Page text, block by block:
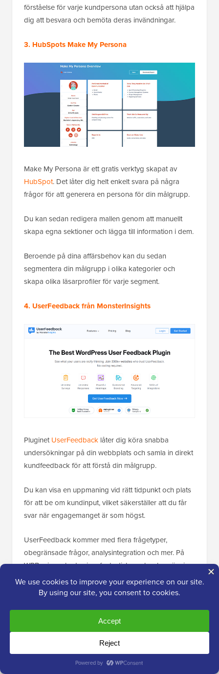
förståelse för varje kundpersona utan också att hjälpa
dig att besvara och bemöta deras invändningar.
3. HubSpots Make My Persona
Make My Persona är ett gratis verktyg skapat av
HubSpot. Det låter dig helt enkelt svara på några
frågor för att generera en persona för din målgrupp.
Du kan sedan redigera mallen genom att manuellt
skapa egna sektioner och lägga till information i dem.
Beroende på dina affärsbehov kan du sedan
segmentera din målgrupp i olika kategorier och
skapa olika läsarprofiler för varje segment.
4. UserFeedback från MonsterInsights
PluginetUserFeedback låter dig köra snabba
undersökningar på din webbplats och samla in direkt
kundfeedback för att förstå din målgrupp.
Du kan visa en uppmaning vid rätt tidpunkt och plats
för att be om kundinput, vilket säkerställer att du får
svar när engagemanget är som högst.
UserFeedback kommer med flera frågetyper,
obegränsade frågor, analysintegration och mer. På
WPBeginner hade vi en fantastisk upplevelse när vi
använde det för att förstå vad våra kunder inom
webbdesign behövde.
som täcker allt du behöver veta om